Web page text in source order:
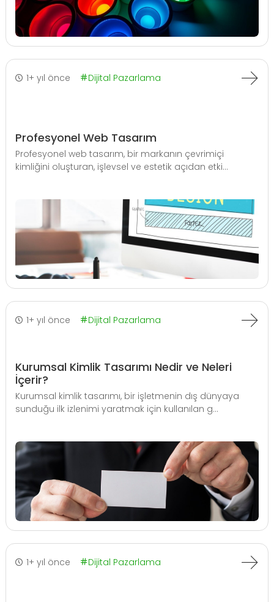
1+ yıl önce Dijital Pazarlama
Profesyonel Web Tasarım
Profesyonel web tasarım, bir markanın çevrimiçi
kimliğini oluşturan, işlevsel ve estetik açıdan etki...
1+ yıl önce Dijital Pazarlama
Kurumsal Kimlik Tasarımı Nedir ve Neleri
İçerir?
Kurumsal kimlik tasarımı, bir işletmenin dış dünyaya
sunduğu ilk izlenimi yaratmak için kullanılan g...
1+ yıl önce Dijital Pazarlama